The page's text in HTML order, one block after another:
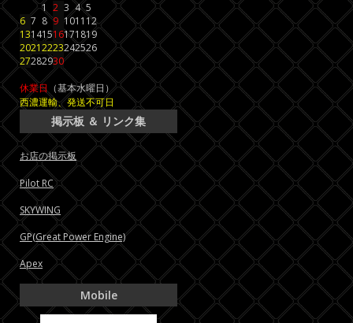
1 2 3 4 5
6 7 8 9 1011 12
13141516171819
20212223242526
27282930
休業日 （基本水曜日）
西濃運輸、発送不可日
掲示板 ＆ リンク集
お店の掲示板
Pilot RC
SKYWING
GP(Great Power Engine)
Apex
Mobile